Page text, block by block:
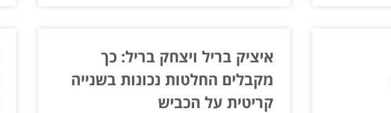
איציק בריל ויצחק בריל: כך
מקבלים החלטות נכונות בשנייה
קריטית על הכביש